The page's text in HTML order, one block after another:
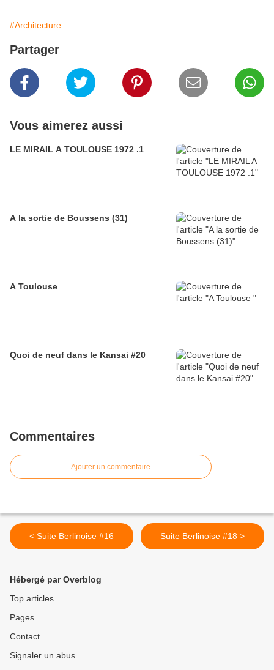
#Architecture
Partager
Vous aimerez aussi
LE MIRAIL A TOULOUSE 1972 .1
A la sortie de Boussens (31)
A Toulouse
Quoi de neuf dans le Kansai #20
Commentaires
Ajouter un commentaire
< Suite Berlinoise #16 Suite Berlinoise #18 >
Hébergé par Overblog
Top articles
Pages
Contact
Signaler un abus